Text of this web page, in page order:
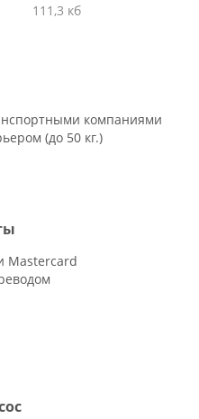
111,3 кб
компаниями
(до 50 кг.)
Mastercard